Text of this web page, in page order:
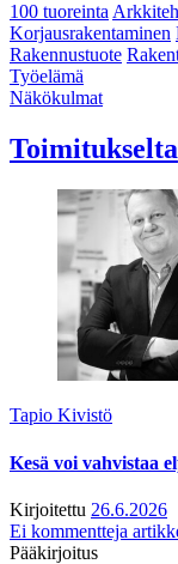
100 tuoreinta
Korjausrakentaminen
Rakennustuote
Työelämä
Näkökulmat
Toimitukselta
Tapio Kivistö
Kesä voi vahvistaa
Kirjoitettu 26.6.2026
Ei kommentteja
Pääkirjoitus